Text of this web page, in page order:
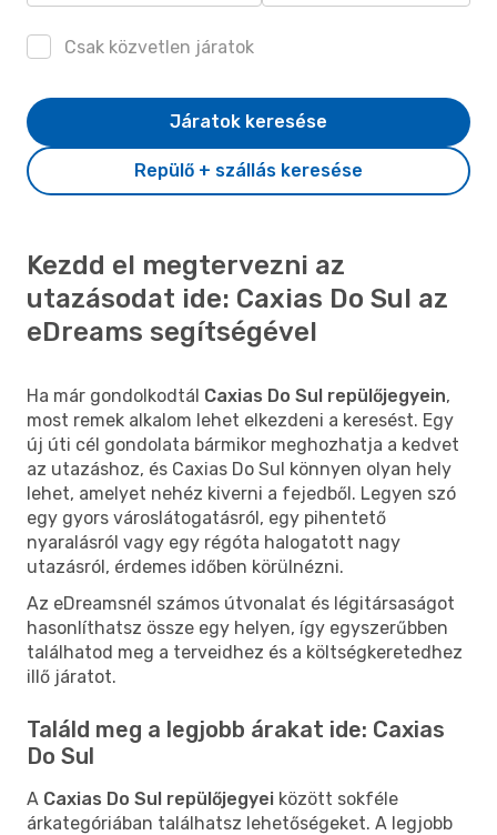
Csak közvetlen járatok
Repülő + szállás keresése
Járatok keresése
Kezdd el megtervezni az
utazásodat ide: Caxias Do Sul az
eDreams segítségével
Ha már gondolkodtál Caxias Do Sul repülőjegyein,
most remek alkalom lehet elkezdeni a keresést. Egy
új úti cél gondolata bármikor meghozhatja a kedvet
az utazáshoz, és Caxias Do Sul könnyen olyan hely
lehet, amelyet nehéz kiverni a fejedből. Legyen szó
egy gyors városlátogatásról, egy pihentető
nyaralásról vagy egy régóta halogatott nagy
utazásról, érdemes időben körülnézni.
Az eDreamsnél számos útvonalat és légitársaságot
hasonlíthatsz össze egy helyen, így egyszerűbben
találhatod meg a terveidhez és a költségkeretedhez
illő járatot.
Találd meg a legjobb árakat ide: Caxias
Do Sul
A Caxias Do Sul repülőjegyei között sokféle
árkategóriában találhatsz lehetőségeket. A legjobb